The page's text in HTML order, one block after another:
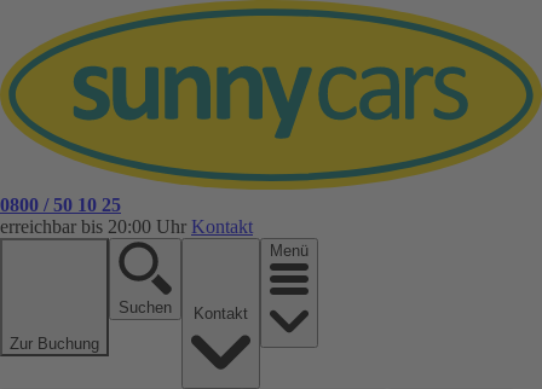
0800 / 50 10 25
erreichbar bis 20:00 Uhr Kontakt
Zur Buchung
Suchen
Menü